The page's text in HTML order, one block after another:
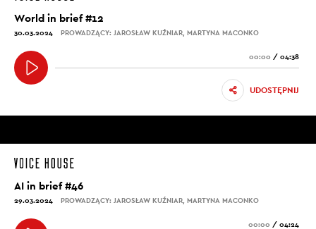
World in brief #12
30.03.2024 PROWADZĄCY: JAROSŁAW KUŹNIAR, MARTYNA MACONKO
00:00 / 04:38
UDOSTĘPNIJ
AI in brief #46
29.03.2024 PROWADZĄCY: JAROSŁAW KUŹNIAR, MARTYNA MACONKO
00:00 / 04:24